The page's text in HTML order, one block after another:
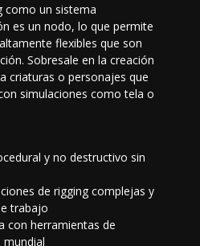
como un sistema
es un nodo, lo que permite
flexibles que son
Sobresale en la creación
criaturas o personajes que
simulaciones como tela o
y no destructivo sin
de rigging complejas y
trabajo
con herramientas de
mundial